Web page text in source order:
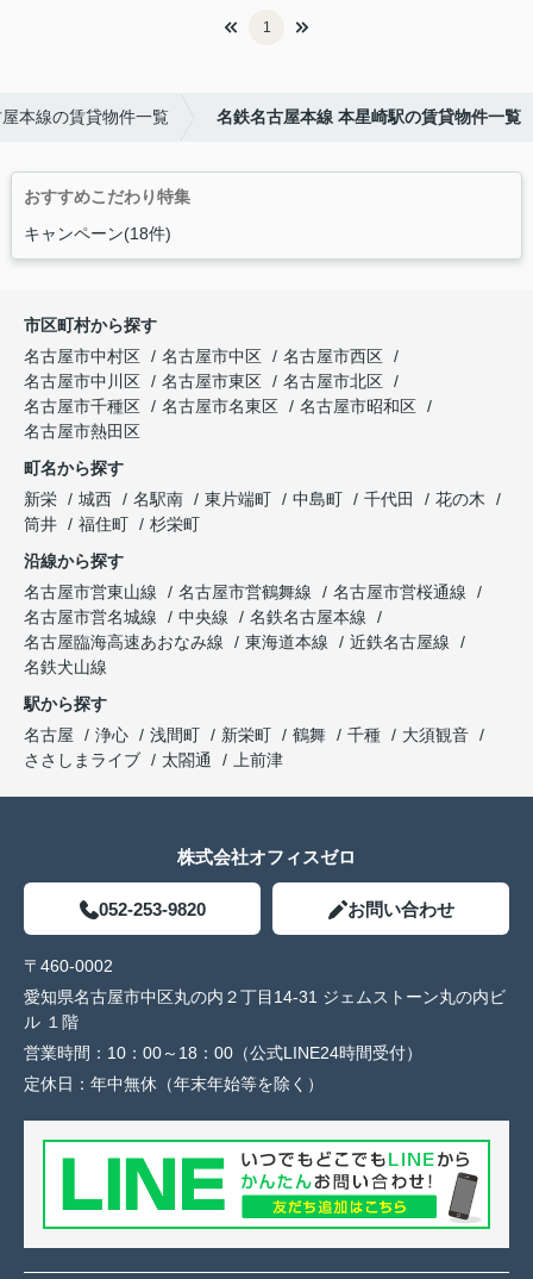
1
本線の賃貸物件一覧 名鉄名古屋本線 本星崎駅の賃貸物件一覧
おすすめこだわり特集
キャンペーン(18件)
市区町村から探す
名古屋市中村区
名古屋市中区
名古屋市西区
名古屋市中川区
名古屋市東区
名古屋市北区
名古屋市千種区
名古屋市名東区
名古屋市昭和区
名古屋市熱田区
町名から探す
新栄
城西 名駅南 東片端町 中島町 千代田
花の木
筒井
福住町
杉栄町
沿線から探す
名古屋市営東山線
名古屋市営鶴舞線
名古屋市営桜通線
名古屋市営名城線
中央線
名鉄名古屋本線
名古屋臨海高速あおなみ線
東海道本線
近鉄名古屋線
名鉄犬山線
駅から探す
名古屋
浄心 浅間町 新栄町 鶴舞 千種
大須観音
ささしまライブ
太閤通 上前津
株式会社オフィスゼロ
052-253-9820 お問い合わせ
〒460-0002
愛知県名古屋市中区丸の内２丁目14-31 ジェムストーン丸の内ビ
ル １階
営業時間： 10：00～18：00（公式LINE24時間受付）
定休日： 年中無休（年末年始等を除く）